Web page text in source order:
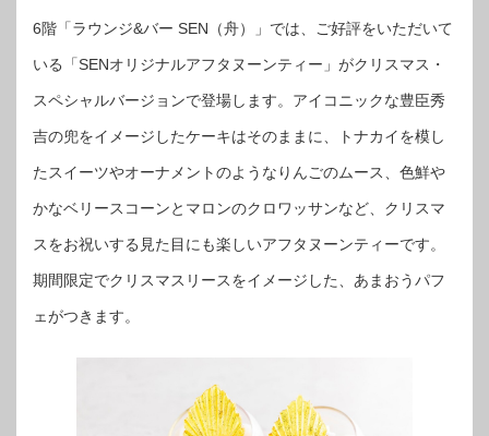
6階「ラウンジ&バー SEN（舟）」では、ご好評をいただいて
いる「SENオリジナルアフタヌーンティー」がクリスマス・
スペシャルバージョンで登場します。アイコニックな豊臣秀
吉の兜をイメージしたケーキはそのままに、トナカイを模し
たスイーツやオーナメントのようなりんごのムース、色鮮や
かなベリースコーンとマロンのクロワッサンなど、クリスマ
スをお祝いする見た目にも楽しいアフタヌーンティーです。
期間限定でクリスマスリースをイメージした、あまおうパフ
ェがつきます。